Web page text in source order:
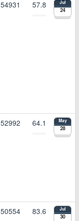
54931 57.8 Jul
24
52992 64.1 May
28
50554 83.6 Jul
30